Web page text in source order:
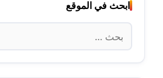
ابحث في الموقع
البحث
عن: